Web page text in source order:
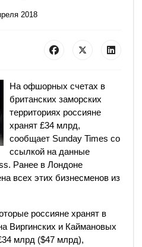
2018
На офшорных счетах в
британских заморских
территориях россияне
хранят £34 млрд,
сообщает Sunday Times со
ссылкой на данные
Ранее в Лондоне
всех этих бизнесменов из
россияне хранят в
Виргинских и Каймановых
млрд ($47 млрд),